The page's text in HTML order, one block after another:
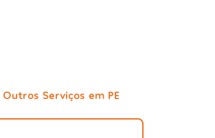
Outros Serviços em PE